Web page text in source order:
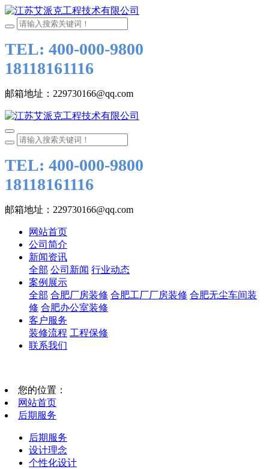
TEL: 400-000-9800
18118161116
邮箱地址：229730166@qq.com
TEL: 400-000-9800
18118161116
邮箱地址：229730166@qq.com
网站首页
公司简介
新闻资讯
全部 公司新闻 行业动态
案例展示
全部 合肥厂房装修 合肥工厂厂房装修 合肥无尘车间装
修 合肥办公室装修
客户服务
装修流程 工程保修
联系我们
您的位置：
网站首页
后期服务
后期服务
设计理念
个性化设计